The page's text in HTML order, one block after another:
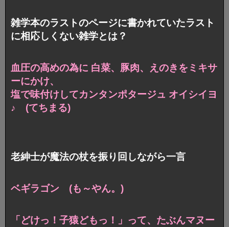
雑学本のラストのページに書かれていたラスト
に相応しくない雑学とは？
血圧の高めの為に 白菜、豚肉、えのきをミキサ
ーにかけ、
塩で味付けしてカンタンポタージュ オイシイヨ
♪ (てちまる)
老紳士が魔法の杖を振り回しながら一言
ベギラゴン (も～やん。)
「どけっ！子猿どもっ！」って、たぶんマヌー